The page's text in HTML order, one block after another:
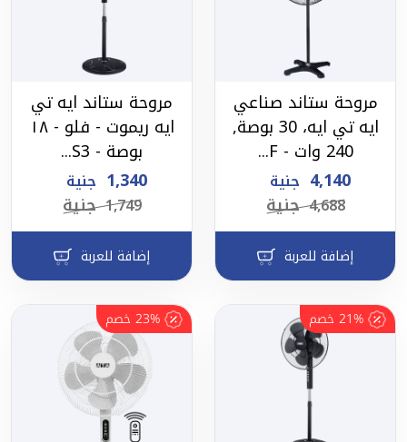
مروحة ستاند صناعي
ايه تي ايه، 30 بوصة,
240 وات - F...
4,140 جنية
4,688 جنية
إضافة للعربة
مروحة ستاند ايه تي
ايه ريموت - فلو - ١٨
بوصة - S3...
1,340 جنية
1,749 جنية
إضافة للعربة
21% خصم 23% خصم